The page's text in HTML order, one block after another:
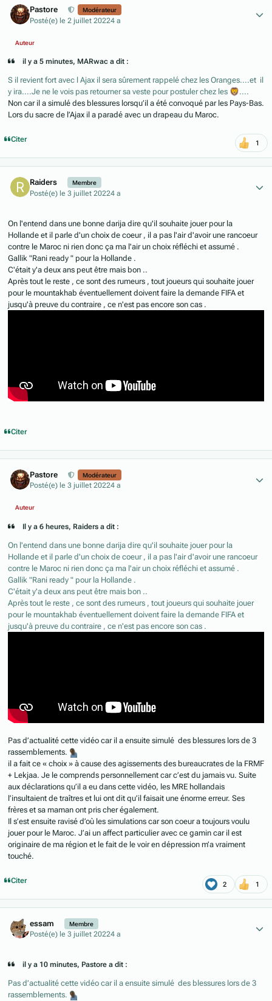
Pastore Modérateur
Posté(e) le 2 juillet 20224 a
Auteur
il y a 5 minutes, MARwac a dit :
S il revient fort avec l Ajax il sera sûrement rappelé chez les Oranges....et il
y ira....Je ne le vois pas retourner sa veste pour postuler chez les 🦁....
Non car il a simulé des blessures lorsqu’il a été convoqué par les Pays-Bas.
Lors du sacre de l’Ajax il a paradé avec un drapeau du Maroc.
Citer 1
Raiders Membre
Posté(e) le 3 juillet 20224 a
On l'entend dans une bonne darija dire qu'il souhaite jouer pour la
Hollande et il parle d'un choix de coeur , il a pas l'air d'avoir une rancoeur
contre le Maroc ni rien donc ça ma l'air un choix réfléchi et assumé .
Gallik "Rani ready " pour la Hollande .
C'était y'a deux ans peut être mais bon ..
Après tout le reste , ce sont des rumeurs , tout joueurs qui souhaite jouer
pour le mountakhab éventuellement doivent faire la demande FIFA et
jusqu'à preuve du contraire , ce n'est pas encore son cas .
Citer
Pastore Modérateur
Posté(e) le 3 juillet 20224 a
Auteur
Il y a 6 heures, Raiders a dit :
On l'entend dans une bonne darija dire qu'il souhaite jouer pour la
Hollande et il parle d'un choix de coeur , il a pas l'air d'avoir une rancoeur
contre le Maroc ni rien donc ça ma l'air un choix réfléchi et assumé .
Gallik "Rani ready " pour la Hollande .
C'était y'a deux ans peut être mais bon ..
Après tout le reste , ce sont des rumeurs , tout joueurs qui souhaite jouer
pour le mountakhab éventuellement doivent faire la demande FIFA et
jusqu'à preuve du contraire , ce n'est pas encore son cas .
Pas d’actualité cette vidéo car il a ensuite simulé des blessures lors de 3
rassemblements.
il a fait ce « choix » à cause des agissements des bureaucrates de la FRMF
+ Lekjaa. Je le comprends personnellement car c’est du jamais vu. Suite
aux déclarations qu’il a eu dans cette vidéo, les MRE hollandais
l’insultaient de traîtres et lui ont dit qu’il faisait une énorme erreur. Ses
frères et sa maman ont pris cher également.
Il s’est ensuite ravisé d’où les simulations car son coeur a toujours voulu
jouer pour le Maroc. J’ai un affect particulier avec ce gamin car il est
originaire de ma région et le fait de le voir en dépression m’a vraiment
touché.
Citer 2 1
essam Membre
Posté(e) le 3 juillet 20224 a
il y a 10 minutes, Pastore a dit :
Pas d’actualité cette vidéo car il a ensuite simulé des blessures lors de 3
rassemblements.